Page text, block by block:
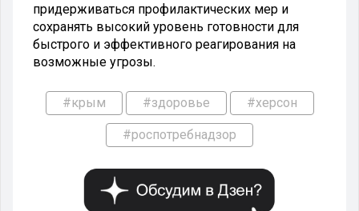
придерживаться профилактических мер и
сохранять высокий уровень готовности для
быстрого и эффективного реагирования на
возможные угрозы.
#крым #здоровье #херсон
#роспотребнадзор